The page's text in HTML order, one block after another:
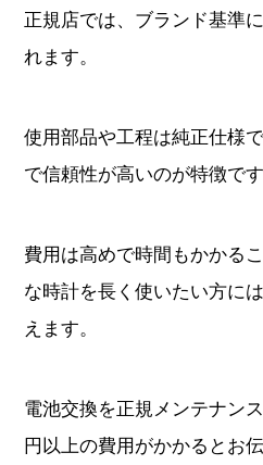
正規店では、ブランド基準
れます。
使用部品や工程は純正仕様
で信頼性が高いのが特徴です
費用は高めで時間もかかる
な時計を長く使いたい方に
えます。
電池交換を正規メンテナン
円以上の費用がかかるとお